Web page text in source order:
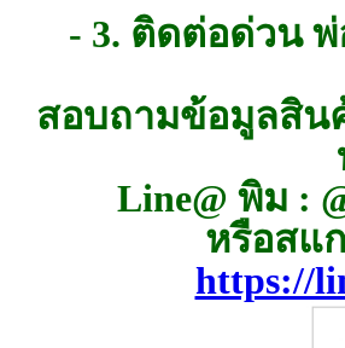
- 3. ติดต่อด่วน
สอบถามข้อมูลสิน
Line@ พิม :
หรือสแ
https://